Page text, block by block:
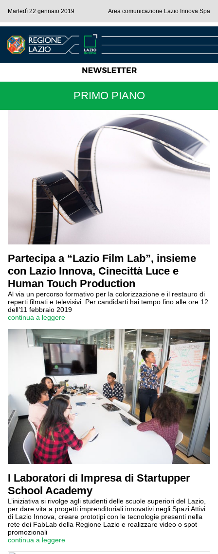
Martedì 22 gennaio 2019 Area comunicazione Lazio Innova Spa
PRIMO PIANO
Partecipa a “Lazio Film Lab”, insieme
con Lazio Innova, Cinecittà Luce e
Human Touch Production
Al via un percorso formativo per la colorizzazione e il restauro di
reperti filmati e televisivi. Per candidarti hai tempo fino alle ore 12
dell’11 febbraio 2019
continua a leggere
I Laboratori di Impresa di Startupper
School Academy
L’iniziativa si rivolge agli studenti delle scuole superiori del Lazio,
per dare vita a progetti imprenditoriali innovativi negli Spazi Attivi
di Lazio Innova, creare prototipi con le tecnologie presenti nella
rete dei FabLab della Regione Lazio e realizzare video o spot
promozionali
continua a leggere